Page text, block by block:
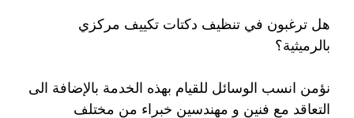
هل ترغبون في تنظيف دكتات تكييف مركزي
بالرميثية؟
نؤمن انسب الوسائل للقيام بهذه الخدمة بالإضافة الى
التعاقد مع فنين و مهندسين خبراء من مختلف